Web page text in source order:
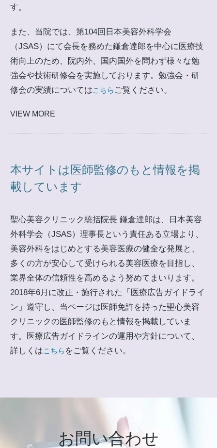
す。
また、当院では、第104回日本美容外科学会
（JSAS）にて会長を務めた鎌倉達郎を中心に医療技
術向上のため、院内外、国内国外を問わず様々な勉
強会や技術研修会を実施しております。勉強会・研
修会の実績についてはこちら ご覧ください。
VIEW MORE
本サイトは医師監修のもと情報を掲
載しています
聖心美容クリニック統括院長 鎌倉達郎は、日本美容
外科学会（JSAS）理事長という責任ある立場より、
美容外科をはじめとする美容医療の健全な発展と、
多くの方が安心して受けられる美容医療を目指し、
業界全体の信頼性を高めるよう努めてまいります。
2018年6月に改正・施行された「医療広告ガイドライ
ン」遵守し、当ページは医師免許を持った聖心美容
クリニックの医師監修のもと情報を掲載していま
す。医療広告ガイドラインの運用や方針について、
詳しくはこちら をご覧ください。
お問い合わせ